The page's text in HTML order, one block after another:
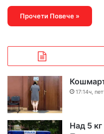
Прочети Повече »
17:14ч,
Над 5